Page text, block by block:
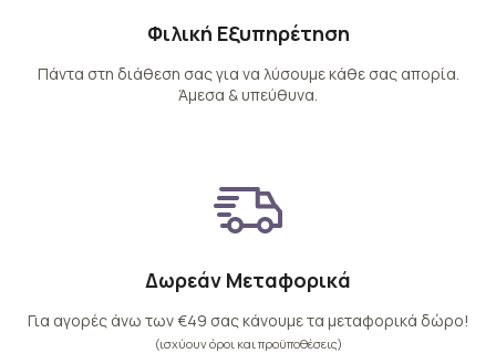
Φιλική Εξυπηρέτηση
Πάντα στη διάθεση σας για να λύσουμε κάθε σας απορία.
Άμεσα & υπεύθυνα.
Δωρεάν Μεταφορικά
Για αγορές άνω των €49 σας κάνουμε τα μεταφορικά δώρο!
(ισχύουν όροι και προϋποθέσεις)